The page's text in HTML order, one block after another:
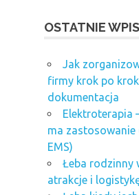
OSTATNIE
Jak
firmy krok po
dokumentacja
Elektroterapia
ma zastosowanie
EMS)
Łeba rodzinny
atrakcje i